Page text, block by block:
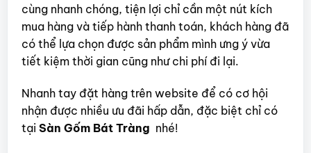
cùng nhanh chóng, tiện lợi chỉ cần một nút kích
mua hàng và tiếp hành thanh toán, khách hàng đã
có thể lựa chọn được sản phẩm mình ưng ý vừa
tiết kiệm thời gian cũng như chi phí đi lại.
Nhanh tay đặt hàng trên website để có cơ hội
nhận được nhiều ưu đãi hấp dẫn, đặc biệt chỉ có
tại Sàn Gốm Bát Tràng nhé!